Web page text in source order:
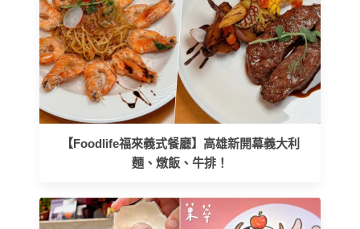
【Foodlife福來義式餐廳】高雄新開幕義大利
麵、燉飯、牛排！